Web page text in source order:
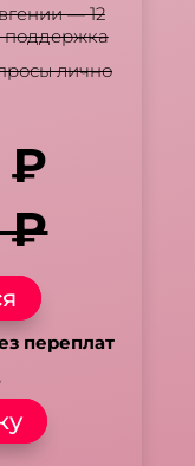
— 12
поддержка
лично
₽
₽
переплат